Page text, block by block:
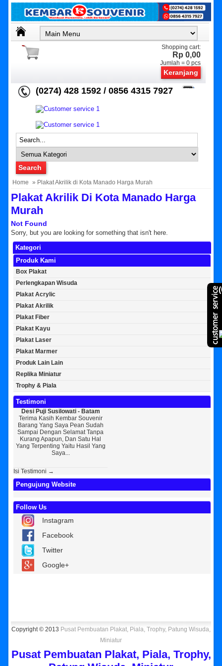
Shopping cart:
Rp 0,00
Jumlah =0 pcs
Keranjang
(0274) 428 1592 / 0856 4315 7927
Home » Plakat Akrilik di Kota Manado Harga Murah
Plakat Akrilik Di Kota Manado Harga
Murah
Not Found
Sorry, but you are looking for something that isn't here.
Kategori
Produk Kami
Box Plakat
Perlengkapan Wisuda
Plakat Acrylic
Plakat Akrilik
Plakat Fiber
Plakat Kayu
Plakat Laser
Plakat Marmer
Produk Lain Lain
Replika Miniatur
Trophy & Piala
Testimoni
Desi Puji Susilowati - Batam
Terima Kasih Kembar Souvenir
Barang Yang Saya Pean Sudah
Sampai Dengan Selamat Tanpa
Kurang Apapun, Dan Satu Hal
Yang Terpenting Yaitu Hasil Yang
Saya...
Isi Testimoni →
Pengujung Website
Follow Us
Instagram
Facebook
Twitter
Google+
Copyright © 2013 Pusat Pembuatan Plakat, Piala, Trophy, Patung Wisuda,
Miniatur
Pusat Pembuatan Plakat, Piala, Trophy,